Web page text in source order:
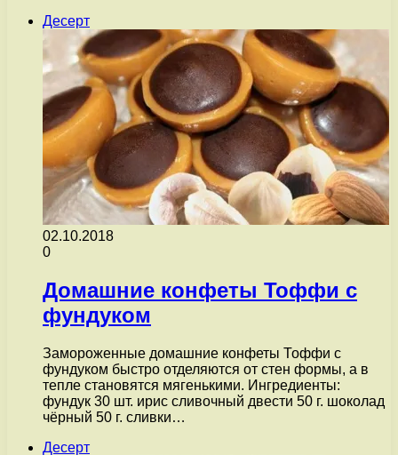
Десерт
02.10.2018
0
Домашние конфеты Тоффи с
фундуком
Замороженные домашние конфеты Тоффи с
фундуком быстро отделяются от стен формы, а в
тепле становятся мягенькими. Ингредиенты:
фундук 30 шт. ирис сливочный двести 50 г. шоколад
чёрный 50 г. сливки…
Десерт